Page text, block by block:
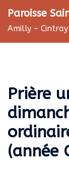
au
contenu
Paroisse
Amilly –
Prière
(année